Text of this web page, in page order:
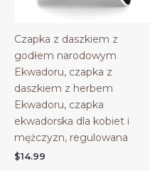
Czapka z daszkiem z
godłem narodowym
Ekwadoru, czapka z
daszkiem z herbem
Ekwadoru, czapka
ekwadorska dla kobiet i
mężczyzn, regulowana
$14.99